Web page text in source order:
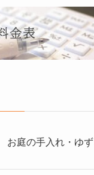
庭の手入れ・ゆず